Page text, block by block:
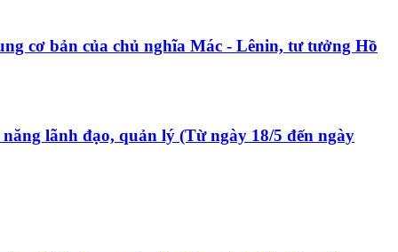
cơ bản của chủ nghĩa Mác - Lênin, tư tưởng Hồ
lãnh đạo, quản lý (Từ ngày 18/5 đến ngày